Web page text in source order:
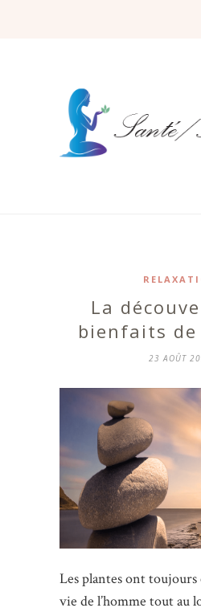
La
bienfaits de
23 AOÛT
Les plantes ont toujours
vie de l’homme tout au